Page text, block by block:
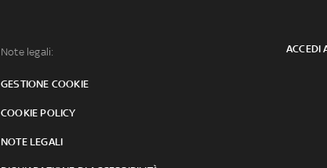
Note legali:
GESTIONE COOKIE
COOKIE POLICY
NOTE LEGALI
ACCEDI